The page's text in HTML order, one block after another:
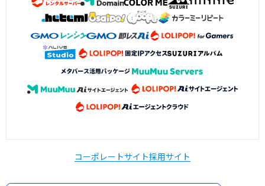
コーポレートサイト採用サイト